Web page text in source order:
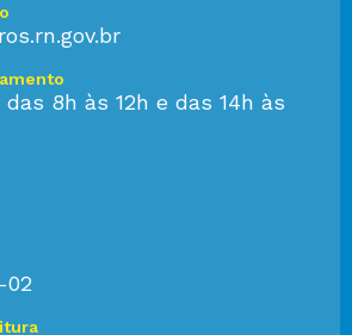
das 8h às 12h e das 14h às
02